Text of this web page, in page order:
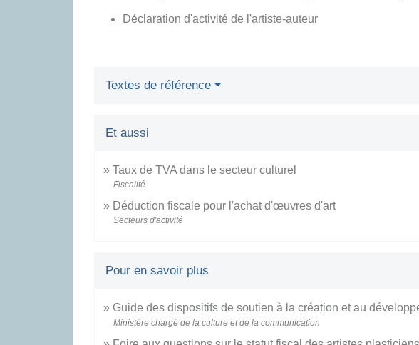
Déclaration d'activité de l'artiste-auteur
Textes de référence
Et aussi
Taux de TVA dans le secteur culturel
Fiscalité
Déduction fiscale pour l'achat d'œuvres d'art
Secteurs d'activité
Pour en savoir plus
Guide des dispositifs de soutien à la création et au
Ministère chargé de la culture et de la communication